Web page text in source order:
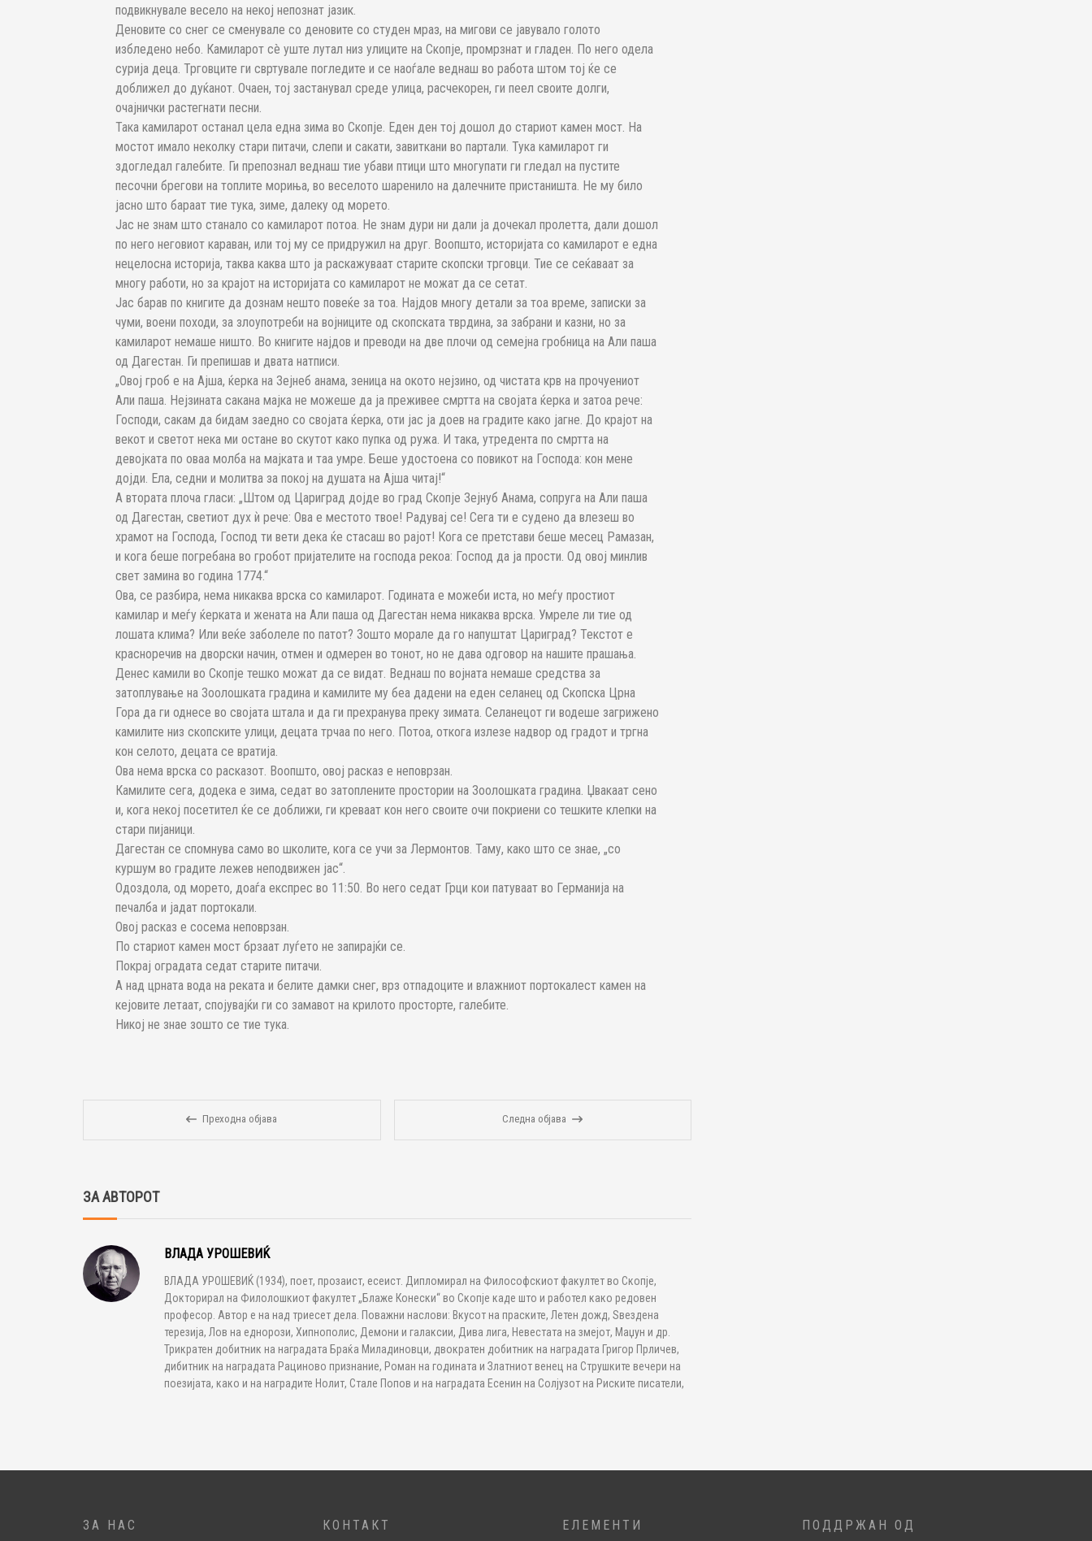
подвикнувале весело на некој непознат јазик.
Деновите со снег се сменувале со деновите со студен мраз, на мигови се јавувало голото
избледено небо. Камиларот сè уште лутал низ улиците на Скопје, промрзнат и гладен. По него одела
сурија деца. Трговците ги свртувале погледите и се наоѓале веднаш во работа штом тој ќе се
доближел до дуќанот. Очаен, тој застанувал среде улица, расчекорен, ги пеел своите долги,
очајнички растегнати песни.
Така камиларот останал цела една зима во Скопје. Еден ден тој дошол до стариот камен мост. На
мостот имало неколку стари питачи, слепи и сакати, завиткани во партали. Тука камиларот ги
здогледал галебите. Ги препознал веднаш тие убави птици што многупати ги гледал на пустите
песочни брегови на топлите мориња, во веселото шаренило на далечните пристаништа. Не му било
јасно што бараат тие тука, зиме, далеку од морето.
Јас не знам што станало со камиларот потоа. Не знам дури ни дали ја дочекал пролетта, дали дошол
по него неговиот караван, или тој му се придружил на друг. Воопшто, историјата со камиларот е една
нецелосна историја, таква каква што ја раскажуваат старите скопски трговци. Тие се сеќаваат за
многу работи, но за крајот на историјата со камиларот не можат да се сетат.
Јас барав по книгите да дознам нешто повеќе за тоа. Најдов многу детали за тоа време, записки за
чуми, воени походи, за злоупотреби на војниците од скопската тврдина, за забрани и казни, но за
камиларот немаше ништо. Во книгите најдов и преводи на две плочи од семејна гробница на Али паша
од Дагестан. Ги препишав и двата натписи.
„Овој гроб е на Ајша, ќерка на Зејнеб анама, зеница на окото нејзино, од чистата крв на прочуениот
Али паша. Нејзината сакана мајка не можеше да ја преживее смртта на својата ќерка и затоа рече:
Господи, сакам да бидам заедно со својата ќерка, оти јас ја доев на градите како јагне. До крајот на
векот и светот нека ми остане во скутот како пупка од ружа. И така, утредента по смртта на
девојката по оваа молба на мајката и таа умре. Беше удостоена со повикот на Господа: кон мене
дојди. Ела, седни и молитва за покој на душата на Ајша читај!“
А втората плоча гласи: „Штом од Цариград дојде во град Скопје Зејнуб Анама, сопруга на Али паша
од Дагестан, светиот дух ѝ рече: Ова е местото твое! Радувај се! Сега ти е судено да влезеш во
храмот на Господа, Господ ти вети дека ќе стасаш во рајот! Кога се претстави беше месец Рамазан,
и кога беше погребана во гробот пријателите на господа рекоа: Господ да ја прости. Од овој минлив
свет замина во година 1774.“
Ова, се разбира, нема никаква врска со камиларот. Годината е можеби иста, но меѓу простиот
камилар и меѓу ќерката и жената на Али паша од Дагестан нема никаква врска. Умреле ли тие од
лошата клима? Или веќе заболеле по патот? Зошто морале да го напуштат Цариград? Текстот е
красноречив на дворски начин, отмен и одмерен во тонот, но не дава одговор на нашите прашања.
Денес камили во Скопје тешко можат да се видат. Веднаш по војната немаше средства за
затоплување на Зоолошката градина и камилите му беа дадени на еден селанец од Скопска Црна
Гора да ги однесе во својата штала и да ги прехранува преку зимата. Селанецот ги водеше загрижено
камилите низ скопските улици, децата трчаа по него. Потоа, откога излезе надвор од градот и тргна
кон селото, децата се вратија.
Ова нема врска со расказот. Воопшто, овој расказ е неповрзан.
Камилите сега, додека е зима, седат во затоплените простории на Зоолошката градина. Џвакаат сено
и, кога некој посетител ќе се доближи, ги креваат кон него своите очи покриени со тешките клепки на
стари пијаници.
Дагестан се спомнува само во школите, кога се учи за Лермонтов. Таму, како што се знае, „со
куршум во градите лежев неподвижен јас“.
Одоздола, од морето, доаѓа експрес во 11:50. Во него седат Грци кои патуваат во Германија на
печалба и јадат портокали.
Овој расказ е сосема неповрзан.
По стариот камен мост брзаат луѓето не запирајќи се.
Покрај оградата седат старите питачи.
А над црната вода на реката и белите дамки снег, врз отпадоците и влажниот портокалест камен на
кејовите летаат, спојувајќи ги со замавот на крилото просторте, галебите.
Никој не знае зошто се тие тука.
Преходна објава Следна објава
ЗА АВТОРОТ
ВЛАДА УРОШЕВИЌ
ВЛАДА УРОШЕВИЌ (1934), поет, прозаист, есеист. Дипломирал на Философскиот факултет во Скопје,
Докторирал на Филолошкиот факултет „Блаже Конески“ во Скопје каде што и работел како редовен
професор. Автор е на над триесет дела. Поважни наслови: Вкусот на праските, Летен дожд, Ѕвездена
терезија, Лов на еднорози, Хипнополис, Демони и галаксии, Дива лига, Невестата на змејот, Маџун и др.
Трикратен добитник на наградата Браќа Миладиновци, двократен добитник на наградата Григор Прличев,
дибитник на наградата Рациново признание, Роман на годината и Златниот венец на Струшките вечери на
поезијата, како и на наградите Нолит, Стале Попов и на наградата Есенин на Солјузот на Риските писатели,
ЗА НАС КОНТАКТ ЕЛЕМЕНТИ ПОДДРЖАН ОД